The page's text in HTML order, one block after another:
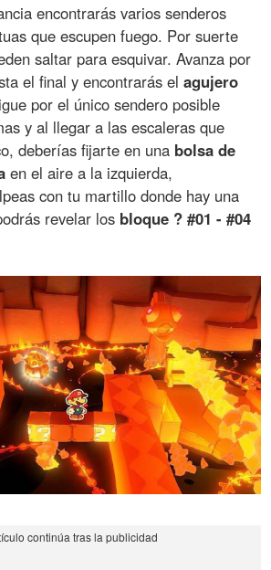
encontrarás varios senderos
que escupen fuego. Por suerte
saltar para esquivar. Avanza por
el final y encontrarás elagujero
por el único sendero posible
y al llegar a las escaleras que
deberías fijarte en una bolsa de
en el aire a la izquierda,
con tu martillo donde hay una
revelar los bloque ? #01 - #04